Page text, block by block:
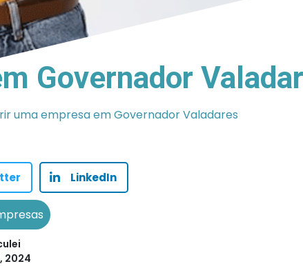
Governador
uma empresa em Governador Valadares
LinkedIn
2024